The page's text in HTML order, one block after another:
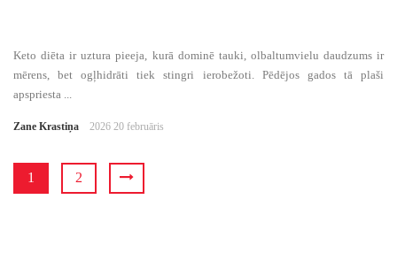
Keto diēta ir uztura pieeja, kurā dominē tauki, olbaltumvielu daudzums ir
mērens, bet ogļhidrāti tiek stingri ierobežoti. Pēdējos gados tā plaši
apspriesta ...
Zane Krastiņa 2026 20 februāris
1 2